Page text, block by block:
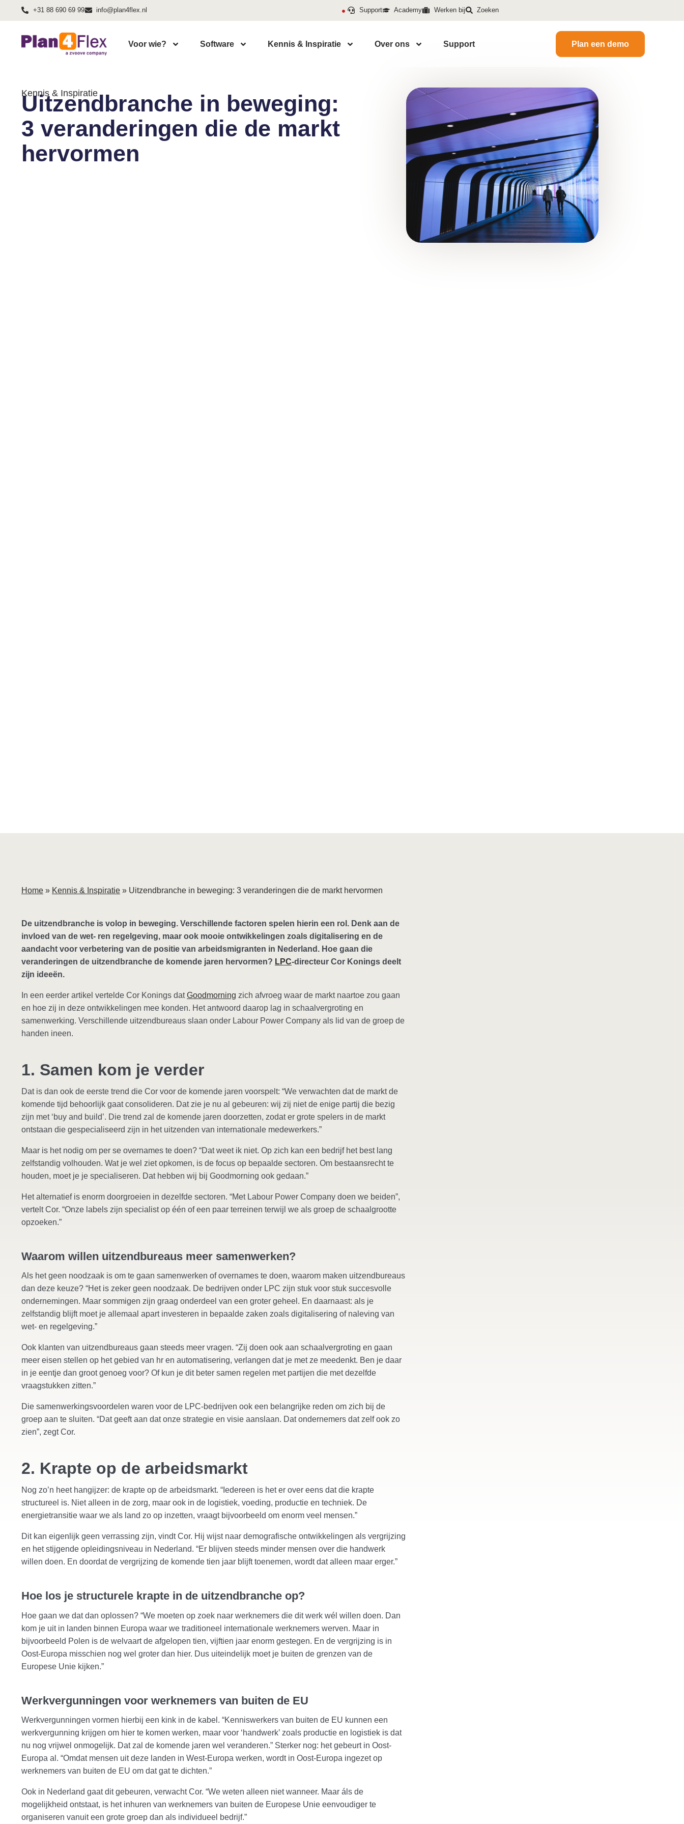
+31 88 690 69 99 info@plan4flex.nl Support Academy Werken bij Zoeken
Voor wie? Software Kennis & Inspiratie Over ons Support Plan een demo
Kennis & Inspiratie
Uitzendbranche in beweging:
3 veranderingen die de markt
hervormen
Home » Kennis & Inspiratie » Uitzendbranche in beweging: 3 veranderingen die de markt hervormen
De uitzendbranche is volop in beweging. Verschillende factoren spelen hierin een rol. Denk aan de
invloed van de wet- ren regelgeving, maar ook mooie ontwikkelingen zoals digitalisering en de
aandacht voor verbetering van de positie van arbeidsmigranten in Nederland. Hoe gaan die
veranderingen de uitzendbranche de komende jaren hervormen? LPC-directeur Cor Konings deelt
zijn ideeën.
In een eerder artikel vertelde Cor Konings datGoodmorning zich afvroeg waar de markt naartoe zou gaan
en hoe zij in deze ontwikkelingen mee konden. Het antwoord daarop lag in schaalvergroting en
samenwerking. Verschillende uitzendbureaus slaan onder Labour Power Company als lid van de groep de
handen ineen.
1. Samen kom je verder
Dat is dan ook de eerste trend die Cor voor de komende jaren voorspelt: “We verwachten dat de markt de
komende tijd behoorlijk gaat consolideren. Dat zie je nu al gebeuren: wij zij niet de enige partij die bezig
zijn met ‘buy and build’. Die trend zal de komende jaren doorzetten, zodat er grote spelers in de markt
ontstaan die gespecialiseerd zijn in het uitzenden van internationale medewerkers.”
Maar is het nodig om per se overnames te doen? “Dat weet ik niet. Op zich kan een bedrijf het best lang
zelfstandig volhouden. Wat je wel ziet opkomen, is de focus op bepaalde sectoren. Om bestaansrecht te
houden, moet je je specialiseren. Dat hebben wij bij Goodmorning ook gedaan.”
Het alternatief is enorm doorgroeien in dezelfde sectoren. “Met Labour Power Company doen we beiden”,
vertelt Cor. “Onze labels zijn specialist op één of een paar terreinen terwijl we als groep de schaalgrootte
opzoeken.”
Waarom willen uitzendbureaus meer samenwerken?
Als het geen noodzaak is om te gaan samenwerken of overnames te doen, waarom maken uitzendbureaus
dan deze keuze? “Het is zeker geen noodzaak. De bedrijven onder LPC zijn stuk voor stuk succesvolle
ondernemingen. Maar sommigen zijn graag onderdeel van een groter geheel. En daarnaast: als je
zelfstandig blijft moet je allemaal apart investeren in bepaalde zaken zoals digitalisering of naleving van
wet- en regelgeving.”
Ook klanten van uitzendbureaus gaan steeds meer vragen. “Zij doen ook aan schaalvergroting en gaan
meer eisen stellen op het gebied van hr en automatisering, verlangen dat je met ze meedenkt. Ben je daar
in je eentje dan groot genoeg voor? Of kun je dit beter samen regelen met partijen die met dezelfde
vraagstukken zitten.”
Die samenwerkingsvoordelen waren voor de LPC-bedrijven ook een belangrijke reden om zich bij de
groep aan te sluiten. “Dat geeft aan dat onze strategie en visie aanslaan. Dat ondernemers dat zelf ook zo
zien”, zegt Cor.
2. Krapte op de arbeidsmarkt
Nog zo’n heet hangijzer: de krapte op de arbeidsmarkt. “Iedereen is het er over eens dat die krapte
structureel is. Niet alleen in de zorg, maar ook in de logistiek, voeding, productie en techniek. De
energietransitie waar we als land zo op inzetten, vraagt bijvoorbeeld om enorm veel mensen.”
Dit kan eigenlijk geen verrassing zijn, vindt Cor. Hij wijst naar demografische ontwikkelingen als vergrijzing
en het stijgende opleidingsniveau in Nederland. “Er blijven steeds minder mensen over die handwerk
willen doen. En doordat de vergrijzing de komende tien jaar blijft toenemen, wordt dat alleen maar erger.”
Hoe los je structurele krapte in de uitzendbranche op?
Hoe gaan we dat dan oplossen? “We moeten op zoek naar werknemers die dit werk wél willen doen. Dan
kom je uit in landen binnen Europa waar we traditioneel internationale werknemers werven. Maar in
bijvoorbeeld Polen is de welvaart de afgelopen tien, vijftien jaar enorm gestegen. En de vergrijzing is in
Oost-Europa misschien nog wel groter dan hier. Dus uiteindelijk moet je buiten de grenzen van de
Europese Unie kijken.”
Werkvergunningen voor werknemers van buiten de EU
Werkvergunningen vormen hierbij een kink in de kabel. “Kenniswerkers van buiten de EU kunnen een
werkvergunning krijgen om hier te komen werken, maar voor ‘handwerk’ zoals productie en logistiek is dat
nu nog vrijwel onmogelijk. Dat zal de komende jaren wel veranderen.” Sterker nog: het gebeurt in Oost-
Europa al. “Omdat mensen uit deze landen in West-Europa werken, wordt in Oost-Europa ingezet op
werknemers van buiten de EU om dat gat te dichten.”
Ook in Nederland gaat dit gebeuren, verwacht Cor. “We weten alleen niet wanneer. Maar áls de
mogelijkheid ontstaat, is het inhuren van werknemers van buiten de Europese Unie eenvoudiger te
organiseren vanuit een grote groep dan als individueel bedrijf.”